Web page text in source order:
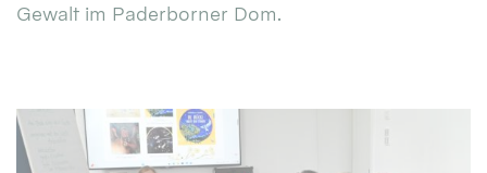
Gewalt im Paderborner Dom.